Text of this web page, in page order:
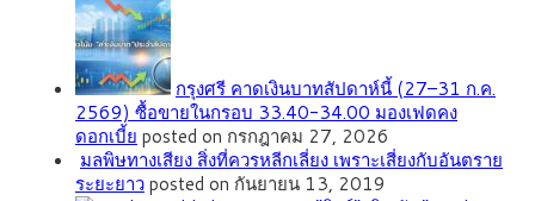
กรุงศรี คาดเงินบาทสัปดาห์นี้ (27–31 ก.ค.
2569) ซื้อขายในกรอบ 33.40-34.00 มองเฟดคง
ดอกเบี้ย posted on กรกฎาคม 27, 2026
มลพิษทางเสียง สิ่งที่ควรหลีกเลี่ยง เพราะเสี่ยงกับอันตราย
ระยะยาวposted on กันยายน 13, 2019